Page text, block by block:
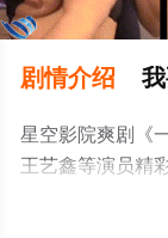
剧情介绍
星空影院爽剧《
王艺鑫等演员精
揭晓（1-1全集